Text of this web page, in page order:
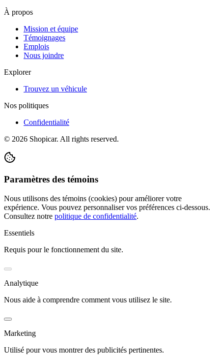
À propos
Mission et équipe
Témoignages
Emplois
Nous joindre
Explorer
Trouvez un véhicule
Nos politiques
Confidentialité
© 2026 Shopicar. All rights reserved.
Paramètres des témoins
Nous utilisons des témoins (cookies) pour améliorer votre
expérience. Vous pouvez personnaliser vos préférences ci-dessous.
Consultez notre politique de confidentialité.
Essentiels
Requis pour le fonctionnement du site.
Analytique
Nous aide à comprendre comment vous utilisez le site.
Marketing
Utilisé pour vous montrer des publicités pertinentes.